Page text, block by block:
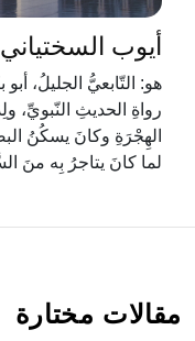
أيوب السختياني
هو: التّابعيُّ الجليلُ،
رواةِ الحديثِ النّبويِّ،
الهِجْرَةِ وكانَ يسكُنُ
لما كانَ يتاجرُ بِه منَ
مقالات مختارة